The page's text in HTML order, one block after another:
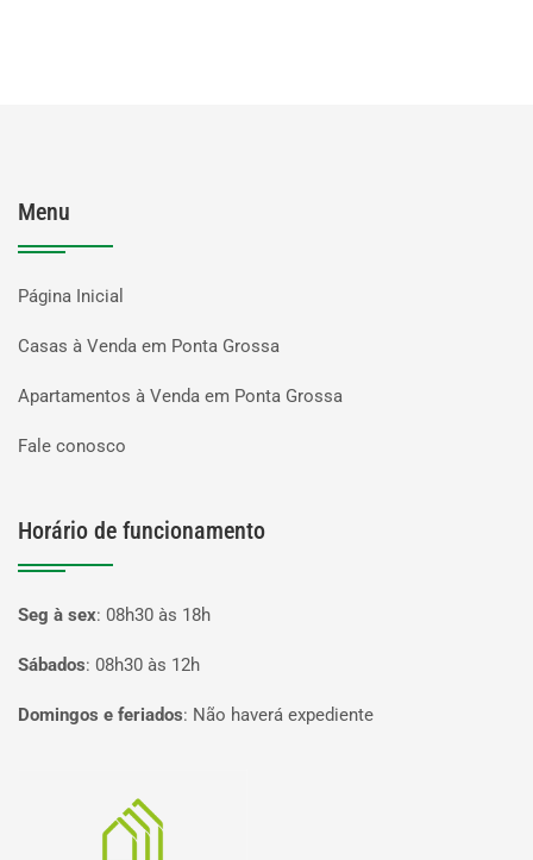
Menu
Página Inicial
Casas à Venda em Ponta Grossa
Apartamentos à Venda em Ponta Grossa
Fale conosco
Horário de funcionamento
Seg à sex: 08h30 às 18h
Sábados: 08h30 às 12h
Domingos e feriados: Não haverá expediente